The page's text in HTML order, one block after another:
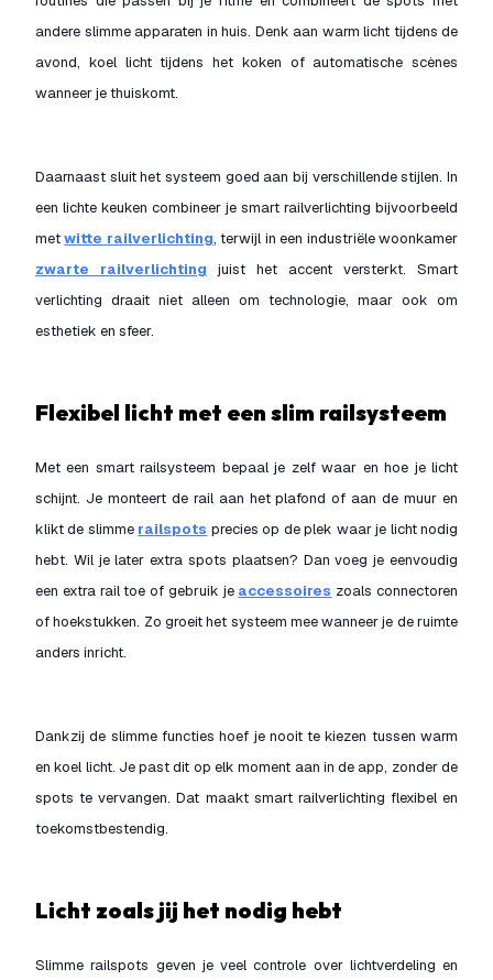
andere slimme apparaten in huis. Denk aan warm licht tijdens de
avond, koel licht tijdens het koken of automatische scènes
wanneer je thuiskomt.
Daarnaast sluit het systeem goed aan bij verschillende stijlen. In
een lichte keuken combineer je smart railverlichting bijvoorbeeld
metwitte railverlichting, terwijl in een industriële woonkamer
zwarte railverlichting juist het accent versterkt. Smart
verlichting draait niet alleen om technologie, maar ook om
esthetiek en sfeer.
Flexibel licht met een slim railsysteem
Met een smart railsysteem bepaal je zelf waar en hoe je licht
schijnt. Je monteert de rail aan het plafond of aan de muur en
klikt de slimme railspots precies op de plek waar je licht nodig
hebt. Wil je later extra spots plaatsen? Dan voeg je eenvoudig
een extra rail toe of gebruik je accessoires zoals connectoren
of hoekstukken. Zo groeit het systeem mee wanneer je de ruimte
anders inricht.
Dankzij de slimme functies hoef je nooit te kiezen tussen warm
en koel licht. Je past dit op elk moment aan in de app, zonder de
spots te vervangen. Dat maakt smart railverlichting flexibel en
toekomstbestendig.
Licht zoals jij het nodig hebt
Slimme railspots geven je veel controle over lichtverdeling en